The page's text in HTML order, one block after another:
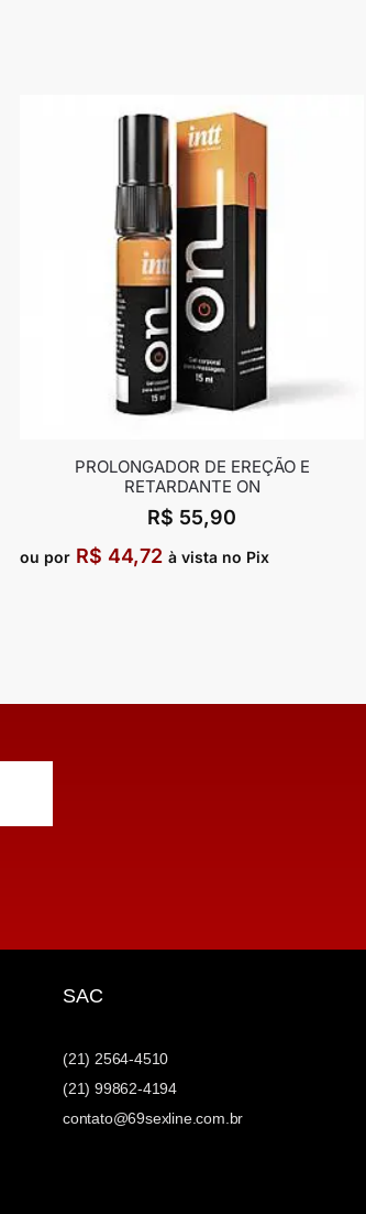
PROLONGADOR DE EREÇÃO E
RETARDANTE ON
R$ 55,90
ou por R$ 44,72 à vista no Pix
SAC
(21) 2564-4510
(21) 99862-4194
contato@69sexline.com.br